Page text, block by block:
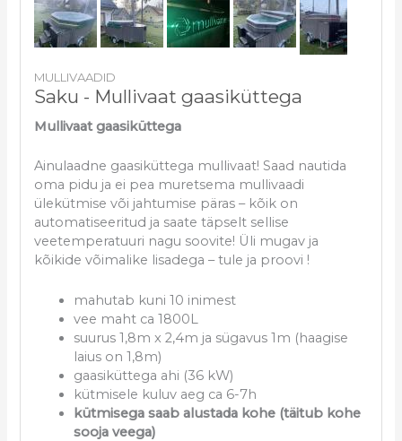
MULLIVAADID
Saku - Mullivaat gaasiküttega
Mullivaat gaasiküttega
Ainulaadne gaasiküttega mullivaat! Saad nautida
oma pidu ja ei pea muretsema mullivaadi
ülekütmise või jahtumise päras – kõik on
automatiseeritud ja saate täpselt sellise
veetemperatuuri nagu soovite! Üli mugav ja
kõikide võimalike lisadega – tule ja proovi !
mahutab kuni 10 inimest
vee maht ca 1800L
suurus 1,8m x 2,4m ja sügavus 1m (haagise
laius on 1,8m)
gaasiküttega ahi (36 kW)
kütmisele kuluv aeg ca 6-7h
kütmisega saab alustada kohe (täitub kohe
sooja veega)